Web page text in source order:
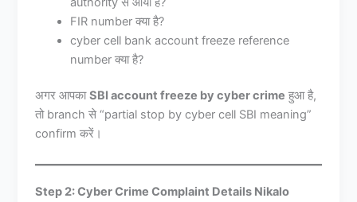
FIR number क्या है?
cyber cell bank account freeze reference
number क्या है?
अगर आपकाSBI account freeze by cyber crime हुआ है,
तो branch से “partial stop by cyber cell SBI meaning”
confirm करें।
Step 2: Cyber Crime Complaint Details Nikalo